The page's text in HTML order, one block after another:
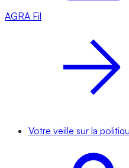
AGRA Fil
Votre veille sur la